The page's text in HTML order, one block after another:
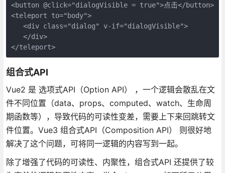
<button @click="dialogVisible = true">点击</button>
<teleport to="body">
   <div class="dialog" v-if="dialogVisible">
   </div>
</teleport>
组合式API
Vue2 是 选项式API（Option API） ，一个逻辑会散乱在文
件不同位置（data、props、computed、watch、生命周
期函数等），导致代码的可读性变差，需要上下来回跳转文
件位置。Vue3 组合式API（Composition API） 则很好地
解决了这个问题，可将同一逻辑的内容写到一起。
除了增强了代码的可读性、内聚性，组合式API 还提供了较